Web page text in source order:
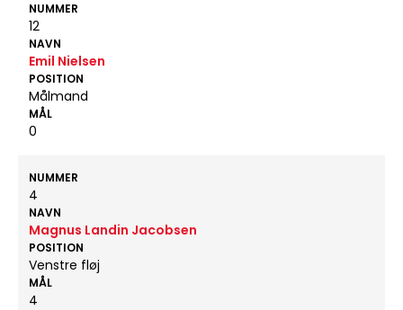
NUMMER
12
NAVN
Emil Nielsen
POSITION
Målmand
MÅL
0
NUMMER
4
NAVN
Magnus Landin Jacobsen
POSITION
Venstre fløj
MÅL
4